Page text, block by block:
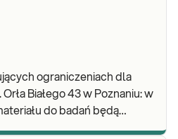
ograniczeniach dla
Białego 43 w Poznaniu: w
do badań będą